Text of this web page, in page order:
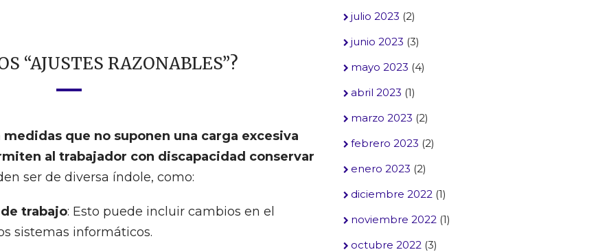
“AJUSTES RAZONABLES”?
medidas que no suponen una carga excesiva
al trabajador con discapacidad conservar
ser de diversa índole, como:
trabajo: Esto puede incluir cambios en el
sistemas informáticos.
julio 2023 (2)
junio 2023 (3)
mayo 2023 (4)
abril 2023 (1)
marzo 2023 (2)
febrero 2023 (2)
enero 2023 (2)
diciembre 2022 (1)
noviembre 2022 (1)
octubre 2022 (3)